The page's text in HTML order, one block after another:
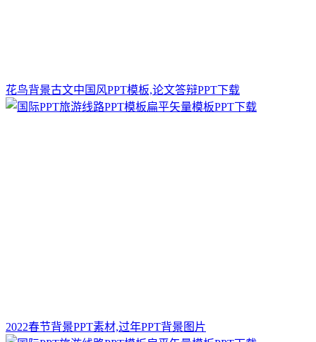
花鸟背景古文中国风PPT模板,论文答辩PPT下载
2022春节背景PPT素材,过年PPT背景图片